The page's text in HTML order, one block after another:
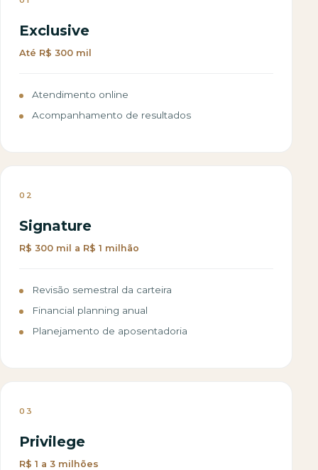
Exclusive
Até R$ 300 mil
Atendimento online
Acompanhamento de resultados
02
Signature
R$ 300 mil a R$ 1 milhão
Revisão semestral da carteira
Financial planning anual
Planejamento de aposentadoria
03
Privilege
R$ 1 a 3 milhões